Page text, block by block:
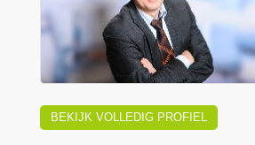
BEKIJK VOLLEDIG PROFIEL